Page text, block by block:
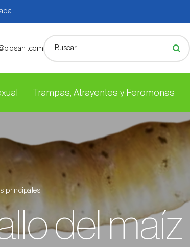
Trampas, Atrayentes y Feromonas
principales
del maíz